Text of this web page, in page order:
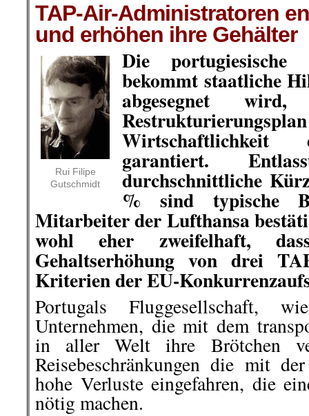
TAP-Air-Administratoren
und erhöhen ihre Gehälter
Rui Filipe
Gutschmidt
Die portugiesische
bekommt staatliche
abgesegnet
Restrukturierungsplan
Wirtschaftlichkeit
garantiert.
durchschnittliche
% sind typische
Mitarbeiter der Lufthansa
wohl eher zweifelhaft,
Gehaltserhöhung von drei
Kriterien der EU-
Portugals Fluggesellschaft,
Unternehmen, die mit dem
in aller Welt ihre Brötchen
Reisebeschränkungen die mit
hohe Verluste eingefahren, die
nötig machen.